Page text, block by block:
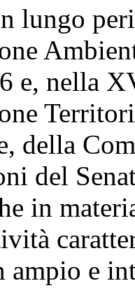
lungo
e, nella
della
del
in
ampio e